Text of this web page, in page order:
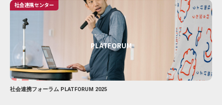
社会連携センター
PLATFORUM
社会連携フォーラム PLATFORUM 2025